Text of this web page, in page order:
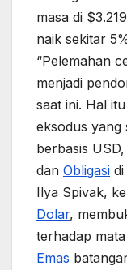
masa di
naik sekitar
“Pelemahan
menjadi
saat ini. Hal
eksodus yang
berbasis
dan Obligasi
Ilya Spivak,
Dolar,
terhadap
Emas